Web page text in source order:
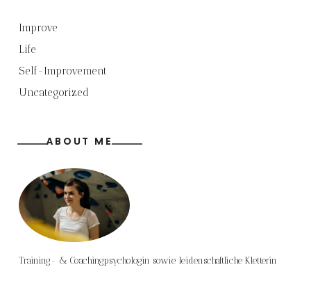
Improve
Life
Self-Improvement
Uncategorized
ABOUT ME
Training- & Coachingpsychologin sowie leidenschaftliche Kletterin